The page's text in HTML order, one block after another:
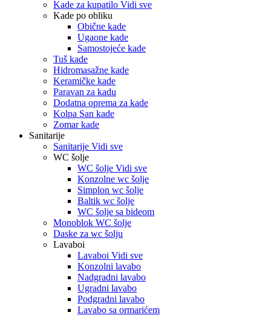
Kade za kupatilo Vidi sve
Kade po obliku
Obične kade
Ugaone kade
Samostojeće kade
Tuš kade
Hidromasažne kade
Keramičke kade
Paravan za kadu
Dodatna oprema za kade
Kolpa San kade
Zomar kade
Sanitarije
Sanitarije Vidi sve
WC šolje
WC šolje Vidi sve
Konzolne wc šolje
Simplon wc šolje
Baltik wc šolje
WC šolje sa bideom
Monoblok WC šolje
Daske za wc šolju
Lavaboi
Lavaboi Vidi sve
Konzolni lavabo
Nadgradni lavabo
Ugradni lavabo
Podgradni lavabo
Lavabo sa ormarićem